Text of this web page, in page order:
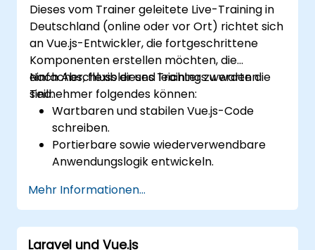
Dieses vom Trainer geleitete Live-Training in
Deutschland (online oder vor Ort) richtet sich
an Vue.js-Entwickler, die fortgeschrittene
Komponenten erstellen möchten, die
einfacher, flexibler und leichter zu warten
sind.
Nach Abschluss dieses Trainings werden die
Teilnehmer folgendes können:
Wartbaren und stabilen Vue.js-Code
schreiben.
Portierbare sowie wiederverwendbare
Anwendungslogik entwickeln.
Widgets erstellen, ohne unnötige
Komplexität einzubauen.
Mehr Informationen...
Laravel und Vue.js